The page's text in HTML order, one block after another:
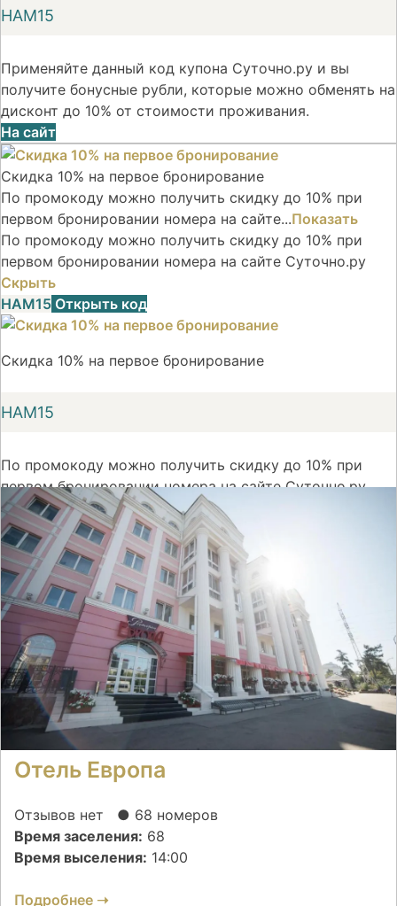
НАМ15
Применяйте данный код купона Суточно.ру и вы
получите бонусные рубли, которые можно обменять на
дисконт до 10% от стоимости проживания.
На сайт
Скидка 10% на первое бронирование
По промокоду можно получить скидку до 10% при
первом бронировании номера на сайте...Показать
По промокоду можно получить скидку до 10% при
первом бронировании номера на сайте Суточно.ру
Скрыть
НАМ15 Открыть код
Скидка 10% на первое бронирование
НАМ15
По промокоду можно получить скидку до 10% при
первом бронировании номера на сайте Суточно.ру
На сайт
Отель Европа
Отзывов нет
● 68 номеров
Время заселения: 68
Время выселения: 14:00
Подробнее ➝